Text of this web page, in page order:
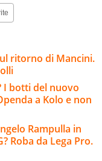
ritorno di Mancini.
I botti del nuovo
a Kolo e non
Rampulla in
Roba da Lega Pro.